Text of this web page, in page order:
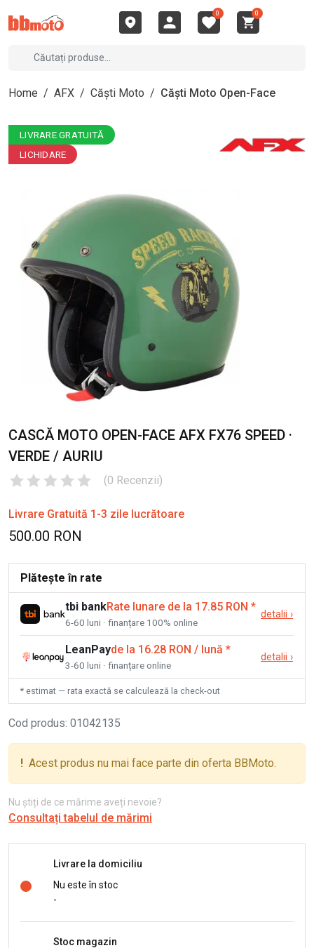
0 0
Home / AFX / Căști Moto / Căști Moto Open-Face
LIVRARE GRATUITĂ
LICHIDARE
CASCĂ MOTO OPEN-FACE AFX FX76 SPEED ·
VERDE / AURIU
(0 Recenzii)
Livrare Gratuită 1-3 zile lucrătoare
500.00 RON
Plătește în rate
tbi bankRate lunare de la 17.85 RON *
6-60 luni · finanțare 100% online
detalii ›
LeanPayde la 16.28 RON / lună *
3-60 luni · finanțare online
detalii ›
* estimat — rata exactă se calculează la check-out
Cod produs: 01042135
! Acest produs nu mai face parte din oferta BBMoto.
Nu știți de ce mărime aveți nevoie?
Consultați tabelul de mărimi
Livrare la domiciliu
Nu este în stoc
-
Stoc magazin